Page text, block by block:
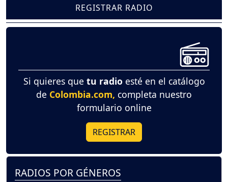
REGISTRAR RADIO
Si quieres que tu radio esté en el catálogo
de Colombia.com, completa nuestro
formulario online
REGISTRAR
RADIOS POR GÉNEROS